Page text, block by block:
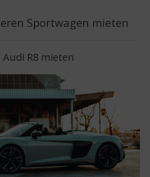
Sportwagen mieten
Audi R8 mieten